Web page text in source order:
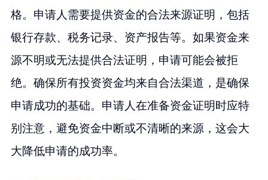
格。申请人需要提供资金的合法来源证明，包括
银行存款、税务记录、资产报告等。如果资金来
源不明或无法提供合法证明，申请可能会被拒
绝。确保所有投资资金均来自合法渠道，是确保
申请成功的基础。申请人在准备资金证明时应特
别注意，避免资金中断或不清晰的来源，这会大
大降低申请的成功率。